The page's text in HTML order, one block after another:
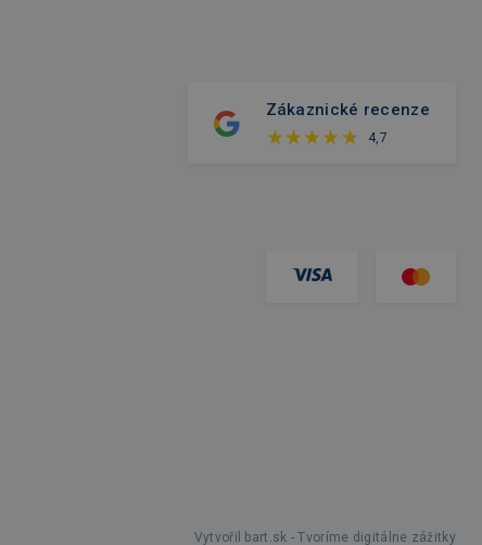
Zákaznické recenze
4,7
Vytvořil bart.sk - Tvoríme digitálne zážitky